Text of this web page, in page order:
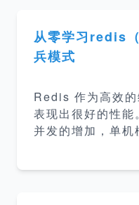
务。所以 Redis
从复制模式 哨兵模式 集
式 哨兵模式解决
模式可以有效的
的数据是和槽（
6384个槽，所有
从零学习redis
兵模式
Redis 作为高效
表现出很好的性能
并发的增加，单